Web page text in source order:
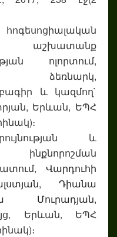
աշխատանք
ոլորտում,
ձեռնարկ,
և կազմող`
Երևան, ԵՊՀ
և
Վարդուհի
Դիանա
Մուրադյան,
Երևան, ԵՊՀ